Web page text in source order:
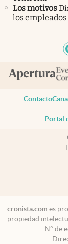
Los motivos
los
Contacto
Portal
cronista.com es
propiedad
N° de